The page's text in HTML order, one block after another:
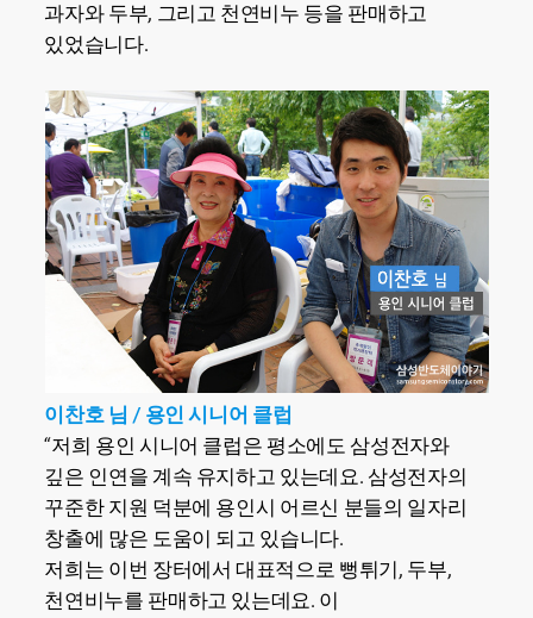
과자와 두부, 그리고 천연비누 등을 판매하고
있었습니다.
이찬호 님 / 용인 시니어 클럽
“저희 용인 시니어 클럽은 평소에도 삼성전자와
깊은 인연을 계속 유지하고 있는데요. 삼성전자의
꾸준한 지원 덕분에 용인시 어르신 분들의 일자리
창출에 많은 도움이 되고 있습니다.
저희는 이번 장터에서 대표적으로 뻥튀기, 두부,
천연비누를 판매하고 있는데요. 이